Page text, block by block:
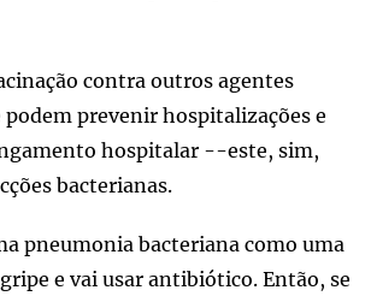
contra outros agentes
podem prevenir hospitalizações e
hospitalar --este, sim,
bacterianas.
pneumonia bacteriana como uma
e vai usar antibiótico. Então, se